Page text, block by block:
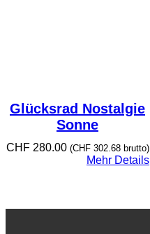
Glücksrad Nostalgie
Sonne
CHF280.00 (CHF302.68brutto)
Mehr Details